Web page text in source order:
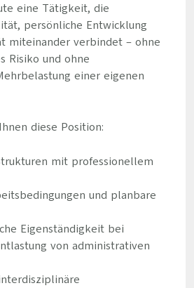
eine Tätigkeit, die
persönliche Entwicklung
miteinander verbindet – ohne
Risiko und ohne
einer eigenen
diese Position:
mit professionellem
und planbare
Eigenständigkeit bei
von administrativen